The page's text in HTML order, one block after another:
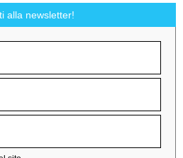
alla newsletter!